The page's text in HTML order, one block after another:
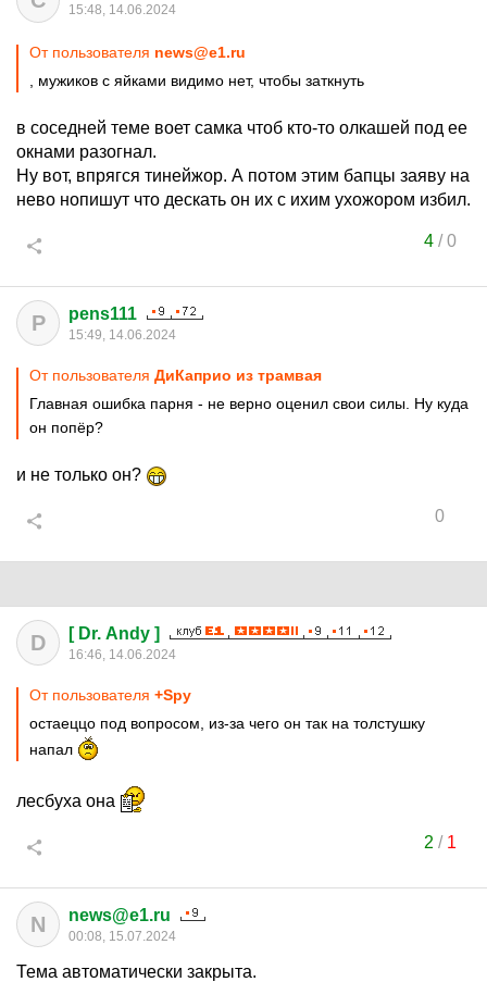
15:48, 14.06.2024
От пользователя news@e1.ru
, мужиков с яйками видимо нет, чтобы заткнуть
в соседней теме воет самка чтоб кто-то олкашей под ее
окнами разогнал.
Ну вот, впрягся тинейжор. А потом этим бапцы заяву на
нево нопишут что дескать он их с ихим ухожором избил.
4/0
P pens111
15:49, 14.06.2024
От пользователя ДиКаприо из трамвая
Главная ошибка парня - не верно оценил свои силы. Ну куда
он попёр?
и не только он?
0
D [ Dr. Andy ]
16:46, 14.06.2024
От пользователя +Spy
остаеццо под вопросом, из-за чего он так на толстушку
напал
лесбуха она
2 / 1
N news@e1.ru
00:08, 15.07.2024
Тема автоматически закрыта.